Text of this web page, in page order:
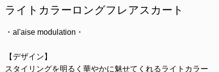
ライトカラーロングフレアスカート
・al'aise modulation・
【デザイン】
スタイリングを明るく華やかに魅せてくれるライトカラー